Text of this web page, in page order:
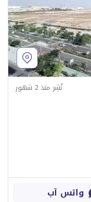
نُشِر منذ 2 شهور
واتس آب